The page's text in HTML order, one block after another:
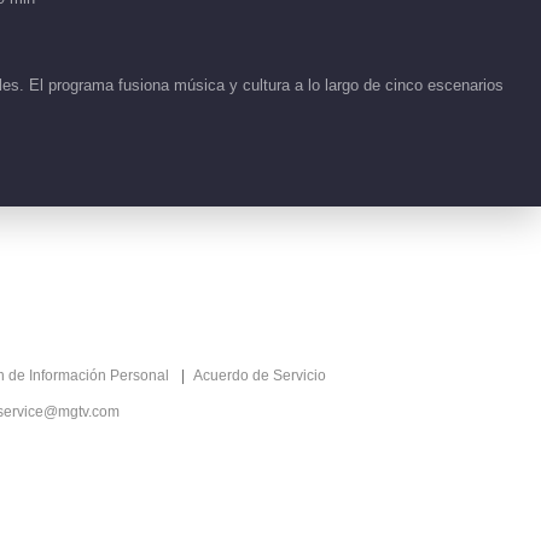
El programa fusiona música y cultura a lo largo de cinco escenarios
de Información Personal Acuerdo de Servicio